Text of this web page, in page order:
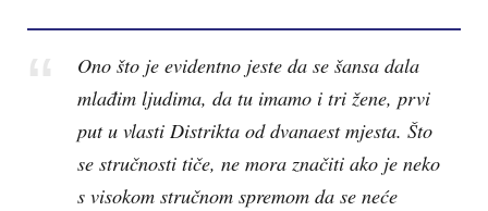
Ono što je evidentno jeste da se šansa dala
mlađim ljudima, da tu imamo i tri žene, prvi
put u vlasti Distrikta od dvanaest mjesta. Što
se stručnosti tiče, ne mora značiti ako je neko
s visokom stručnom spremom da se neće